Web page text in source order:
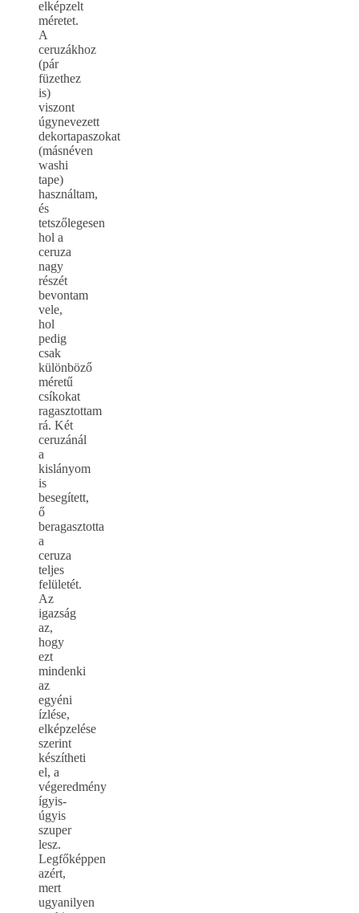
elképzelt
méretet.
A
ceruzákhoz
(pár
füzethez
is)
viszont
úgynevezett
dekortapaszokat
(másnéven
washi
tape)
használtam,
és
tetszőlegesen
hol a
ceruza
nagy
részét
bevontam
vele,
hol
pedig
csak
különböző
méretű
csíkokat
ragasztottam
rá. Két
ceruzánál
a
kislányom
is
besegített,
ő
beragasztotta
a
ceruza
teljes
felületét.
Az
igazság
az,
hogy
ezt
mindenki
az
egyéni
ízlése,
elképzelése
szerint
készítheti
el, a
végeredmény
ígyis-
úgyis
szuper
lesz.
Legfőképpen
azért,
mert
ugyanilyen